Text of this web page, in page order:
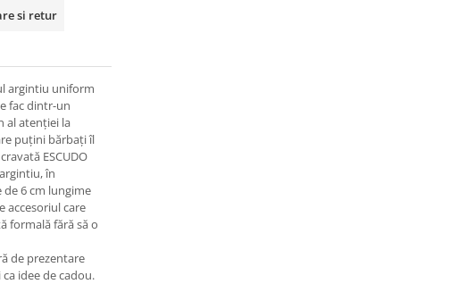
si retur
argintiu uniform
fac dintr-un
al atenției la
puțini bărbați îl
ESCUDO
în
de 6 cm lungime
accesoriul care
formală fără să o
de prezentare
ca idee de cadou.